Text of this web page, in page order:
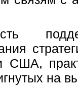
США,
на